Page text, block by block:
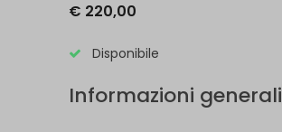
€ 220,00
Disponibile
Informazioni generali